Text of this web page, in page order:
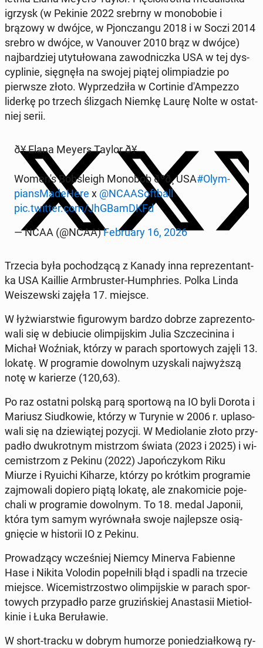
igrzysk (w Pekinie 2022 srebrny w mo­no­bo­bie i
brązowy w dwójce, w Pjon­czan­gu 2018 i w Soczi 2014
srebro w dwójce, w Va­no­uver 2010 brąz w dwójce)
naj­bar­dziej uty­tu­ło­wa­na za­wod­nicz­ka USA w tej dys­
cy­pli­nie, się­gnę­ła na swojej piątej olim­pia­dzie po
pierw­sze złoto. Wy­prze­dzi­ła w Cor­ti­nie d'Am­pez­zo
liderkę po trzech śli­zgach Niemkę Laurę Nolte w ostat­
niej serii.
ð¥ Elana Meyers Taylor ð¥
Women's Bob­sle­igh Monobob ðºð¸ USA#Olym­
pian­sMa­de­He­re x @NCA­ASo­ft­ball
pic.twitter.com/JhG­BamDKFd
— NCAA (@NCAA)Fe­bru­ary 16, 2026
Trzecia była po­cho­dzą­cą z Kanady inna re­pre­zen­tant­
ka USA Kaillie Arm­bru­ster-Hum­ph­ries. Polka Linda
We­iszew­ski zajęła 17. miejsce.
W łyż­wiar­stwie fi­gu­ro­wym bardzo dobrze za­pre­zen­to­
wa­li się w de­biu­cie olim­pij­skim Julia Szcze­ci­ni­na i
Michał Woźniak, którzy w parach spor­to­wych zajęli 13.
lokatę. W pro­gra­mie do­wol­nym uzy­ska­li naj­wyż­szą
notę w ka­rie­rze (120,63).
Po raz ostatni polską parą spor­to­wą na IO byli Dorota i
Mariusz Siud­ko­wie, którzy w Turynie w 2006 r. upla­so­
wa­li się na dzie­wią­tej pozycji. W Me­dio­la­nie złoto przy­
pa­dło dwu­krot­nym mi­strzom świata (2023 i 2025) i wi­
ce­mi­strzom z Pekinu (2022) Ja­poń­czy­kom Riku
Miurze i Ryuichi Kiharze, którzy po krótkim pro­gra­mie
zaj­mo­wa­li dopiero piątą lokatę, ale zna­ko­mi­cie po­je­
cha­li w pro­gra­mie do­wol­nym. To 18. medal Japonii,
która tym samym wy­rów­na­ła swoje naj­lep­sze osią­
gnię­cie w hi­sto­rii IO z Pekinu.
Pro­wa­dzą­cy wcze­śniej Niemcy Minerva Fa­bien­ne
Hase i Nikita Volodin po­peł­ni­li błąd i spadli na trzecie
miejsce. Wi­ce­mi­strzo­stwo olim­pij­skie w parach spor­
to­wych przy­pa­dło parze gru­ziń­skiej Ana­sta­sii Mie­tioł­
ki­nie i Łuka Be­ru­ła­wie.
W short-tracku w dobrym humorze po­nie­dział­ko­wą ry­